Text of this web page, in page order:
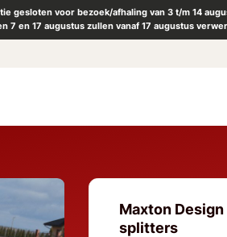
gesloten voor bezoek/afhaling van 3 t/m 14
7 en 17 augustus zullen vanaf 17 augustus
Maxton
splitters